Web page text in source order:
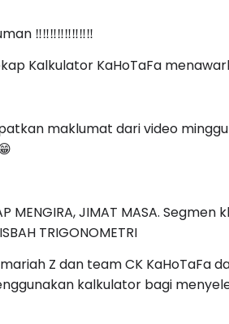
‼️‼️‼️‼️‼️‼️‼️‼️
Kalkulator KaHoTaFa
maklumat dari video
MENGIRA, JIMAT MASA.
TRIGONOMETRI
Z dan team CK KaHoTaFa
kalkulator bagi